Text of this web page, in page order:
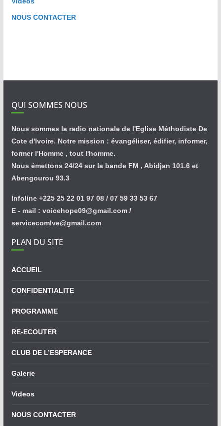
NOUS CONTACTER
QUI SOMMES NOUS
Nous sommes la radio nationale de l'Eglise Méthodiste De
Cote d'Ivoire. Notre mission : évangéliser, édifier, informer,
former l'Homme , tout l'homme.
Nous émettons 24/24 sur la bande FM , Abidjan 101.6 et
Abengourou 93.3
Infoline +225 25 22 01 97 08 / 07 59 33 53 67
E - mail : voicehope09@gmail.com /
servicecomlve@gmail.com
PLAN DU SITE
ACCUEIL
CONFIDENTIALITE
PROGRAMME
RE-ECOUTER
CLUB DE L’ESPERANCE
Galerie
Videos
NOUS CONTACTER